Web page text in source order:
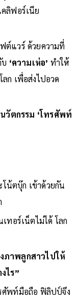
ลิฟอร์เนีย
ต์แวร์ ด้วยความที่
‘ความเห่อ’ ทำให้
ก เพื่อส่งไปอวด
วัตกรรม ‘โทรศัพท์
น้ตบุ๊ก เข้าด้วยกัน
ทอร์เน็ตไม่ได้ โลก
ภาพลูกสาวไปให้
ไร”
ศัพท์มือถือ ฟิลิปป์จึง